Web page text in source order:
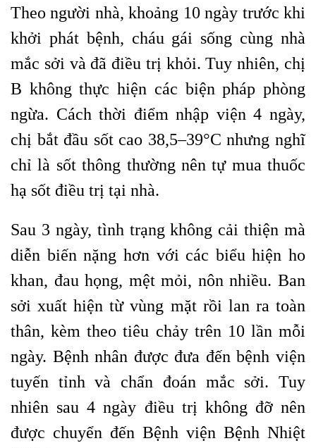
Theo người nhà, khoảng 10 ngày trước khi
khởi phát bệnh, cháu gái sống cùng nhà
mắc sởi và đã điều trị khỏi. Tuy nhiên, chị
B không thực hiện các biện pháp phòng
ngừa. Cách thời điểm nhập viện 4 ngày,
chị bắt đầu sốt cao 38,5–39°C nhưng nghĩ
chỉ là sốt thông thường nên tự mua thuốc
hạ sốt điều trị tại nhà.
Sau 3 ngày, tình trạng không cải thiện mà
diễn biến nặng hơn với các biểu hiện ho
khan, đau họng, mệt mỏi, nôn nhiều. Ban
sởi xuất hiện từ vùng mặt rồi lan ra toàn
thân, kèm theo tiêu chảy trên 10 lần mỗi
ngày. Bệnh nhân được đưa đến bệnh viện
tuyến tỉnh và chẩn đoán mắc sởi. Tuy
nhiên sau 4 ngày điều trị không đỡ nên
được chuyển đến Bệnh viện Bệnh Nhiệt